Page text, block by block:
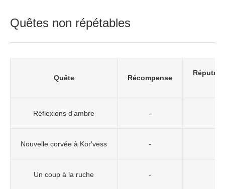
Quêtes non répétables
Quête Récompense
Réflexions d'ambre -
Nouvelle corvée à Kor'vess -
Un coup à la ruche -